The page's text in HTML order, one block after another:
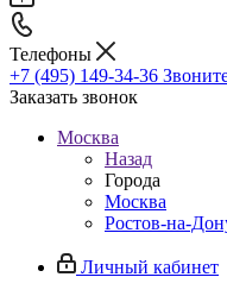
Телефоны
+7 (495) 149-34-36
Заказать звонок
Москва
Назад
Города
Москва
Ростов-на-
Личный кабинет